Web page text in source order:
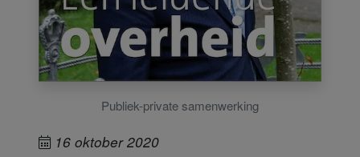
Publiek-private samenwerking
16 oktober 2020